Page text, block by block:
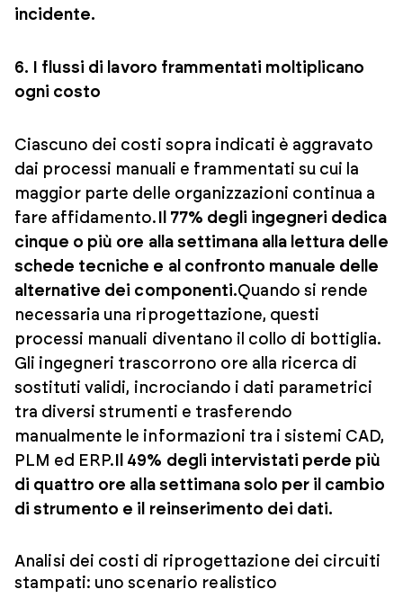
incidente.
6. I flussi di lavoro frammentati moltiplicano
ogni costo
Ciascuno dei costi sopra indicati è aggravato
dai processi manuali e frammentati su cui la
maggior parte delle organizzazioni continua a
fare affidamento. Il 77% degli ingegneri dedica
cinque o più ore alla settimana alla lettura delle
schede tecniche e al confronto manuale delle
alternative dei componenti.Quando si rende
necessaria una riprogettazione, questi
processi manuali diventano il collo di bottiglia.
Gli ingegneri trascorrono ore alla ricerca di
sostituti validi, incrociando i dati parametrici
tra diversi strumenti e trasferendo
manualmente le informazioni tra i sistemi CAD,
PLM ed ERP. Il 49% degli intervistati perde più
di quattro ore alla settimana solo per il cambio
di strumento e il reinserimento dei dati.
Analisi dei costi di riprogettazione dei circuiti
stampati: uno scenario realistico